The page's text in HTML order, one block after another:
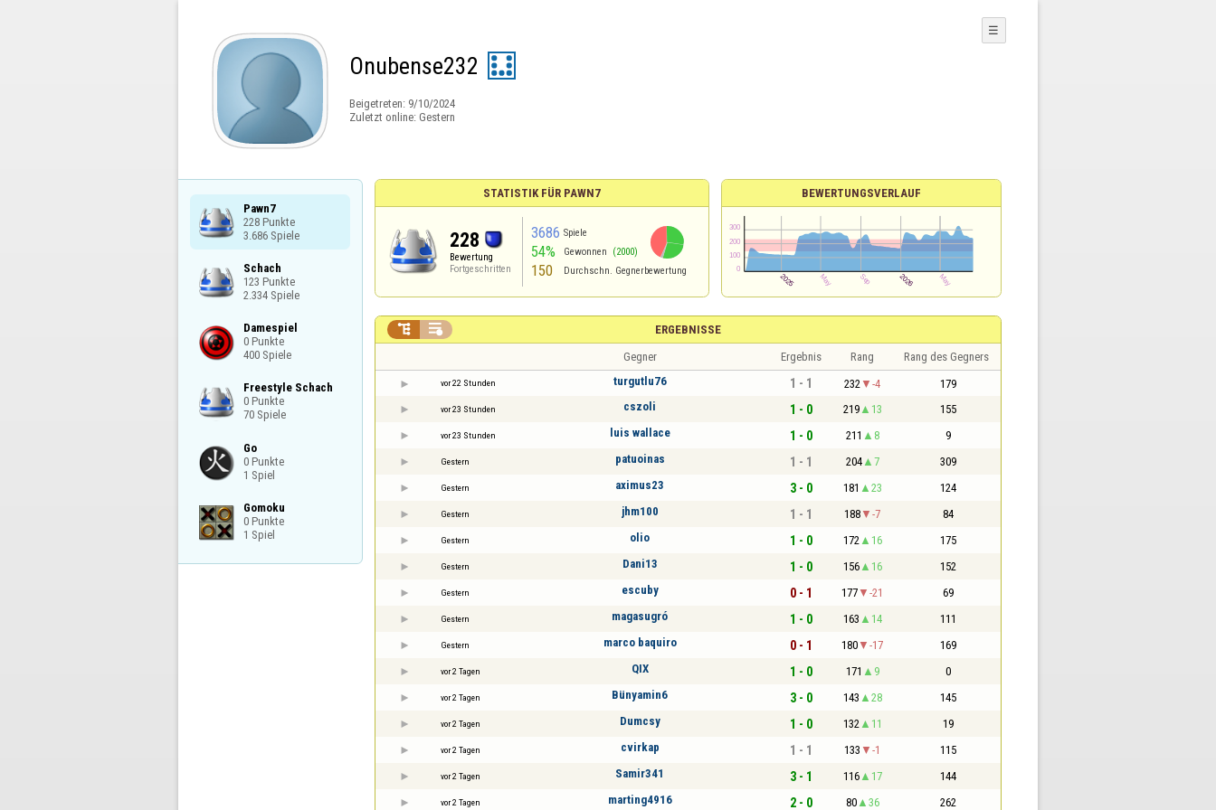
Onubense232
Beigetreten: 9/10/2024
Zuletzt online: Gestern
☰
Pawn7
228 Punkte
3.686 Spiele
Schach
123 Punkte
2.334 Spiele
Damespiel
0 Punkte
400 Spiele
Freestyle Schach
0 Punkte
70 Spiele
Go
0 Punkte
1 Spiel
Gomoku
0 Punkte
1 Spiel
STATISTIK FÜR PAWN7
228
Bewertung
Fortgeschritten
3686 Spiele
54% Gewonnen (2000)
150 Durchschn. Gegnerbewertung
BEWERTUNGSVERLAUF
ERGEBNISSE
 
Gegner Ergebnis Rang Rang des Gegners
vor 22 Stunden turgutlu76 1 - 1 232 -4 179
vor 23 Stunden cszoli 1 - 0 219 13 155
vor 23 Stunden luis wallace 1 - 0 211 8 9
Gestern patuoinas 1 - 1 204 7 309
Gestern aximus23 3 - 0 181 23 124
Gestern jhm100 1 - 1 188 -7 84
Gestern olio 1 - 0 172 16 175
Gestern Dani13 1 - 0 156 16 152
Gestern escuby 0 - 1 177 -21 69
Gestern magasugró 1 - 0 163 14 111
Gestern marco baquiro 0 - 1 180 -17 169
vor 2 Tagen QIX 1 - 0 171 9 0
vor 2 Tagen Bünyamin6 3 - 0 143 28 145
vor 2 Tagen Dumcsy 1 - 0 132 11 19
vor 2 Tagen cvirkap 1 - 1 133 -1 115
vor 2 Tagen Samir341 3 - 1 116 17 144
vor 2 Tagen marting4916 2 - 0 80 36 262